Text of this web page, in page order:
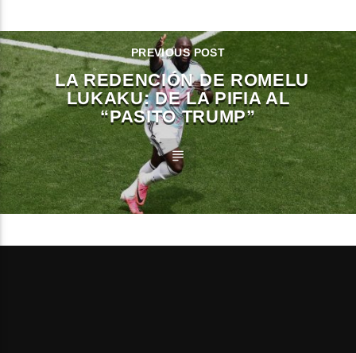
PREVIOUS POST
LA REDENCIÓN DE ROMELU
LUKAKU: DE LA PIFIA AL
“PASITO TRUMP”